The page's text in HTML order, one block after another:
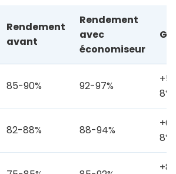
Rendement
avant
Rendement
avec
économiseur
85-90% 92-97%
+5-
8%
82-88% 88-94%
+6-
8%
+8-